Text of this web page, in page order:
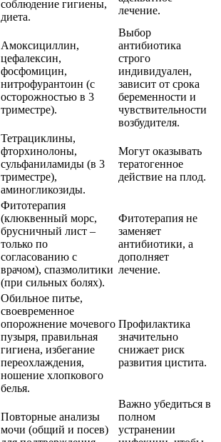
соблюдение гигиены,
диета.
лечение.
Амоксициллин,
цефалексин,
фосфомицин,
нитрофурантоин (с
осторожностью в 3
триместре).
Выбор
антибиотика
строго
индивидуален,
зависит от срока
беременности и
чувствительности
возбудителя.
Тетрациклины,
фторхинолоны,
сульфаниламиды (в 3
триместре),
аминогликозиды.
Могут оказывать
тератогенное
действие на плод.
Фитотерапия
(клюквенный морс,
брусничный лист –
только по
согласованию с
врачом), спазмолитики
(при сильных болях).
Фитотерапия не
заменяет
антибиотики, а
дополняет
лечение.
Обильное питье,
своевременное
опорожнение мочевого
пузыря, правильная
гигиена, избегание
переохлаждения,
ношение хлопкового
белья.
Профилактика
значительно
снижает риск
развития цистита.
Повторные анализы
мочи (общий и посев)
Важно убедиться в
полном
устранении